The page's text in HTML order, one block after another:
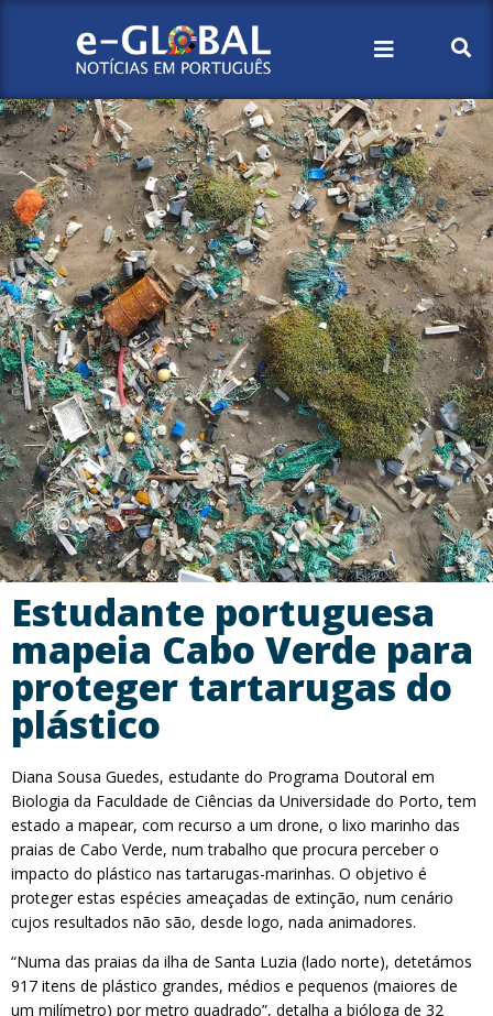
Estudante portuguesa
mapeia Cabo Verde para
proteger tartarugas do
plástico
Diana Sousa Guedes, estudante do Programa Doutoral em
Biologia da Faculdade de Ciências da Universidade do Porto, tem
estado a mapear, com recurso a um drone, o lixo marinho das
praias de Cabo Verde, num trabalho que procura perceber o
impacto do plástico nas tartarugas-marinhas. O objetivo é
proteger estas espécies ameaçadas de extinção, num cenário
cujos resultados não são, desde logo, nada animadores.
“Numa das praias da ilha de Santa Luzia (lado norte), detetámos
917 itens de plástico grandes, médios e pequenos (maiores de
um milímetro) por metro quadrado”, detalha a bióloga de 32